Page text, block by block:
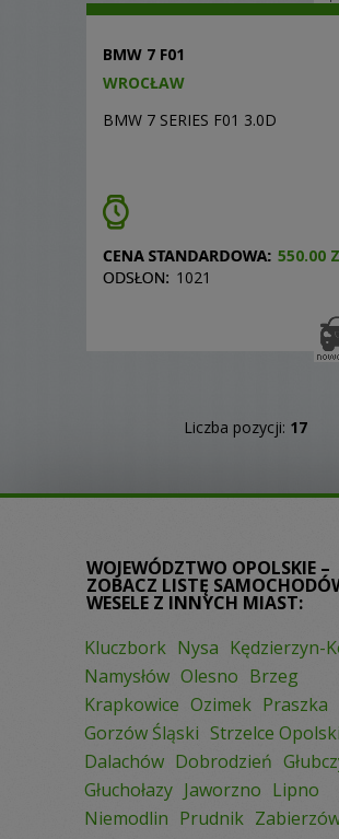
BMW 7 F01
WROCŁAW
BMW 7 SERIES F01 3.0D
550.00
1021
Liczba pozycji: 17
WOJEWÓDZTWO OPOLSKIE –
ZOBACZ LISTĘ
WESELE Z INNYCH MIAST:
Kluczbork Nysa Kędzierzyn-
Namysłów Olesno Brzeg
Krapkowice Ozimek Praszka
Gorzów Śląski Strzelce
Dalachów Dobrodzień
Głuchołazy Jaworzno Lipno
Niemodlin Prudnik